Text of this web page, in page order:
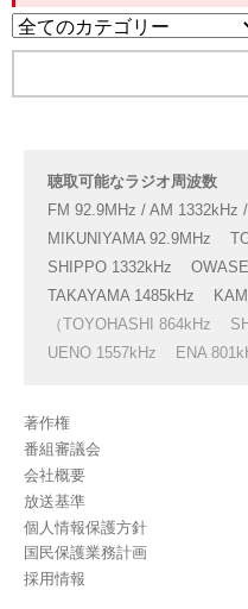
聴取可能なラジオ周波数
FM 92.9MHz / AM 1332kHz
MIKUNIYAMA 92.9MHz
SHIPPO 1332kHz
TAKAYAMA 1485kHz
（TOYOHASHI 864kHz
UENO 1557kHz
ENA
著作権
番組審議会
会社概要
放送基準
個人情報保護方針
国民保護業務計画
採用情報